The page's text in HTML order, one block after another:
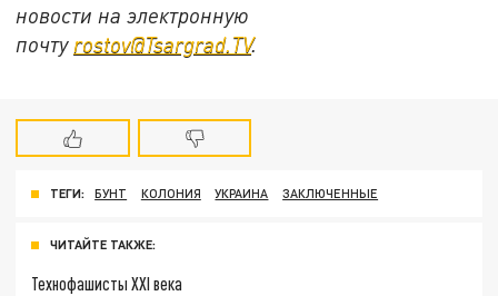
новости на электронную
почту rostov@Tsargrad.ТV.
ТЕГИ: БУНТ КОЛОНИЯ УКРАИНА ЗАКЛЮЧЕННЫЕ
ЧИТАЙТЕ ТАКЖЕ:
Технофашисты XXI века